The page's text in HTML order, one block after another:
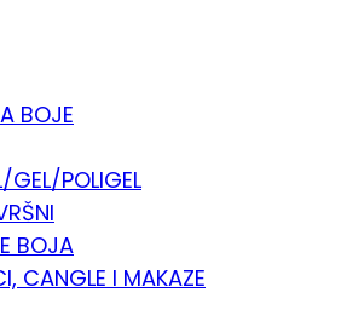
BOJE
GEL/POLIGEL
BOJA
CANGLE I MAKAZE